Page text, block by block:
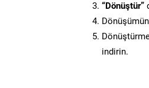
“Dönüştür”
indirin.